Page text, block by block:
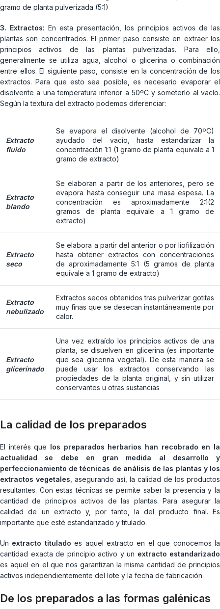
gramo de planta pulverizada (5:1)
3. Extractos: En esta presentación, los principios activos de las
plantas son concentrados. El primer paso consiste en extraer los
principios activos de las plantas pulverizadas. Para ello,
generalmente se utiliza agua, alcohol o glicerina o combinación
entre ellos. El siguiente paso, consiste en la concentración de los
extractos. Para que esto sea posible, es necesario evaporar el
disolvente a una temperatura inferior a 50ºC y someterlo al vacío.
Según la textura del extracto podemos diferenciar:
Extracto
fluido
Se evapora el disolvente (alcohol de 70ºC)
ayudado del vacío, hasta estandarizar la
concentración 1:1 (1 gramo de planta equivale a 1
gramo de extracto)
Extracto
blando
Se elaboran a partir de los anteriores, pero se
evapora hasta conseguir una masa espesa. La
concentración es aproximadamente 2:1(2
gramos de planta equivale a 1 gramo de
extracto)
Extracto
seco
Se elabora a partir del anterior o por liofilización
hasta obtener extractos con concentraciones
de aproximadamente 5:1 (5 gramos de planta
equivale a 1 gramo de extracto)
Extracto
nebulizado
Extractos secos obtenidos tras pulverizar gotitas
muy finas que se desecan instantáneamente por
calor.
Extracto
glicerinado
Una vez extraído los principios activos de una
planta, se disuelven en glicerina (es importante
que sea glicerina vegetal). De esta manera se
puede usar los extractos conservando las
propiedades de la planta original, y sin utilizar
conservantes u otras sustancias
La calidad de los preparados
El interés que los preparados herbarios han recobrado en la
actualidad se debe en gran medida al desarrollo y
perfeccionamiento de técnicas de análisis de las plantas y los
extractos vegetales , asegurando así, la calidad de los productos
resultantes. Con estas técnicas se permite saber la presencia y la
cantidad de principios activos de las plantas. Para asegurar la
calidad de un extracto y, por tanto, la del producto final. Es
importante que esté estandarizado y titulado.
Un extracto titulado es aquel extracto en el que conocemos la
cantidad exacta de principio activo y un extracto estandarizado
es aquel en el que nos garantizan la misma cantidad de principios
activos independientemente del lote y la fecha de fabricación.
De los preparados a las formas galénicas